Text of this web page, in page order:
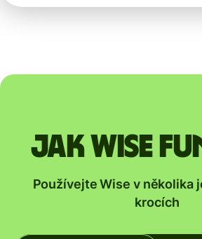
Jak Wise
Používejte Wise v několika
krocích